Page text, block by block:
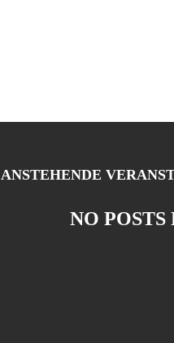
ANSTEHENDE
NO POSTS